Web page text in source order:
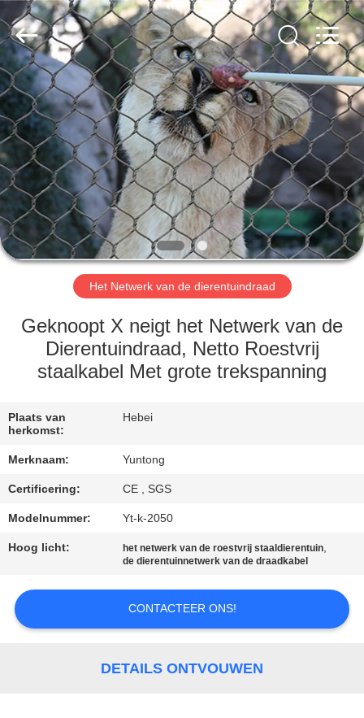
HUIS
PRODUCTEN
ONGEVEER
ONS
FABRIEKSREIS
KWALITEITSCONTROLE
CONTACTEER
VERZOEK
OM EEN
CITAAT
SITEMAP
Anping
Yuntong
Metal
Wire
Mesh
Co.,Ltd.
All
Rights
Reserved.
Het Netwerk van de dierentuindraad
Geknoopt X neigt het Netwerk van de
Dierentuindraad, Netto Roestvrij
staalkabel Met grote trekspanning
Plaats van
herkomst:
Hebei
Merknaam: Yuntong
Certificering: CE , SGS
Modelnummer: Yt-k-2050
Hoog licht: het netwerk van de roestvrij staaldierentuin,
de dierentuinnetwerk van de draadkabel
CONTACTEER ONS!
DETAILS ONTVOUWEN